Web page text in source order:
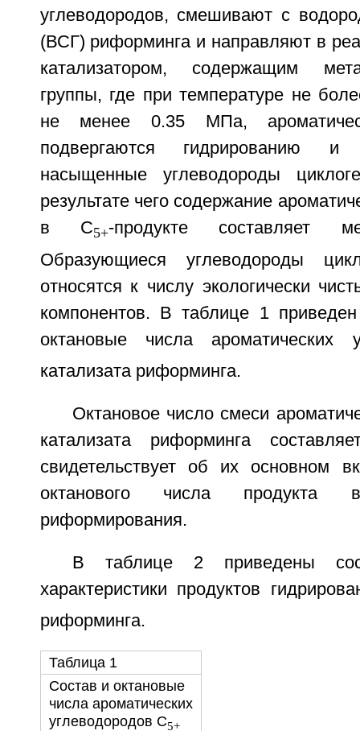
углеводородов, смешивают с
(ВСГ) риформинга и направляют в
катализатором, содержащим
группы, где при температуре не
не менее 0.35 МПа,
подвергаются гидрированию
насыщенные углеводороды
результате чего содержание
в С5+-продукте составляет
Образующиеся углеводороды
относятся к числу экологически
компонентов. В таблице 1
октановые числа ароматических
катализата риформинга.
Октановое число смеси
катализата риформинга
свидетельствует об их основном
октанового числа
риформирования.
В таблице 2 приведены
характеристики продуктов
риформинга.
Таблица 1
Состав и октановые
числа ароматических
углеводородов С5+